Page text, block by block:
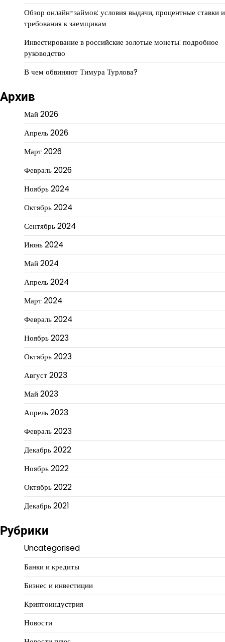
Обзор онлайн-займов: условия выдачи, процентные ставки и
требования к заемщикам
Инвестирование в российские золотые монеты: подробное
руководство
В чем обвиняют Тимура Турлова?
Архив
Май 2026
Апрель 2026
Март 2026
Февраль 2026
Ноябрь 2024
Октябрь 2024
Сентябрь 2024
Июнь 2024
Май 2024
Апрель 2024
Март 2024
Февраль 2024
Ноябрь 2023
Октябрь 2023
Август 2023
Май 2023
Апрель 2023
Февраль 2023
Декабрь 2022
Ноябрь 2022
Октябрь 2022
Декабрь 2021
Рубрики
Uncategorised
Банки и кредиты
Бизнес и инвестиции
Криптоиндустрия
Новости